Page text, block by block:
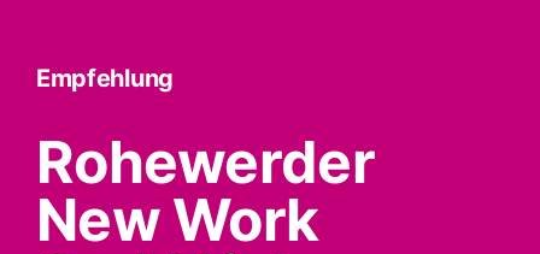
Empfehlung
Rohewerder
New Work